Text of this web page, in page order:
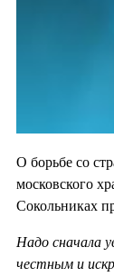
О борьбе со
московского
Сокольниках
Надо сначала
честным и